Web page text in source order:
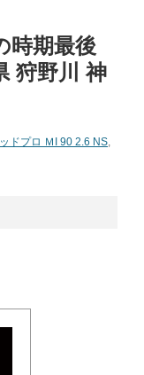
時期最後
狩野川 神
ドプロ ＭI 90 2.6 NS